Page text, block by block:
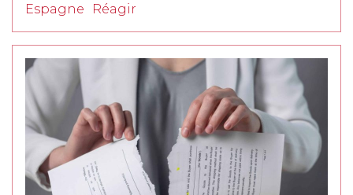
Espagne
Réagir